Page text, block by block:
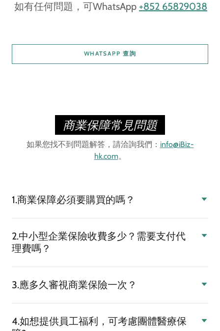
如有任何問題，可WhatsApp +852 65829038
WHATSAPP 查詢
商業保障常見問題
如果您找不到問題解答，請洽詢我們： info@iBiz-
hk.com。
1.商業保障必須要購買的嗎？
2.中小型企業保險收費多少？需要支付代
理費嗎？
3.應多久審視商業保險一次？
4.如想提供員工福利，可考慮團體醫療保